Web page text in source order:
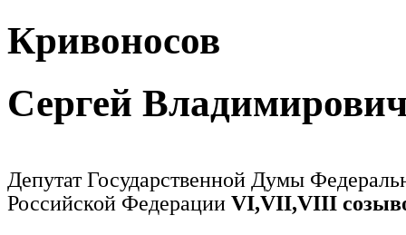
Кривоносов
Сергей
Депутат Государственной Думы
Российской Федерации VI,VII,VIII